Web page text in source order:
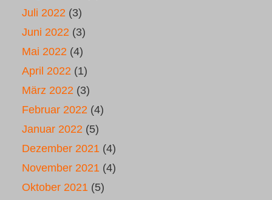
Juli 2022 (3)
Juni 2022 (3)
Mai 2022 (4)
April 2022 (1)
März 2022 (3)
Februar 2022 (4)
Januar 2022 (5)
Dezember 2021 (4)
November 2021 (4)
Oktober 2021 (5)